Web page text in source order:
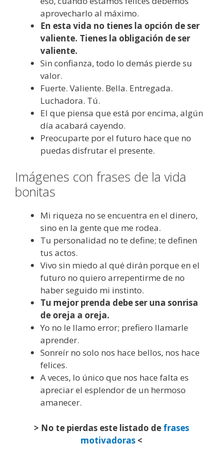
aprovecharlo al máximo.
En esta vida no tienes la opción de ser
valiente. Tienes la obligación de ser
valiente.
Sin confianza, todo lo demás pierde su
valor.
Fuerte. Valiente. Bella. Entregada.
Luchadora. Tú.
El que piensa que está por encima, algún
día acabará cayendo.
Preocuparte por el futuro hace que no
puedas disfrutar el presente.
Imágenes con frases de la vida
bonitas
Mi riqueza no se encuentra en el dinero,
sino en la gente que me rodea.
Tu personalidad no te define; te definen
tus actos.
Vivo sin miedo al qué dirán porque en el
futuro no quiero arrepentirme de no
haber seguido mi instinto.
Tu mejor prenda debe ser una sonrisa
de oreja a oreja.
Yo no le llamo error; prefiero llamarle
aprender.
Sonreír no solo nos hace bellos, nos hace
felices.
A veces, lo único que nos hace falta es
apreciar el esplendor de un hermoso
amanecer.
> No te pierdas este listado de frases
motivadoras <